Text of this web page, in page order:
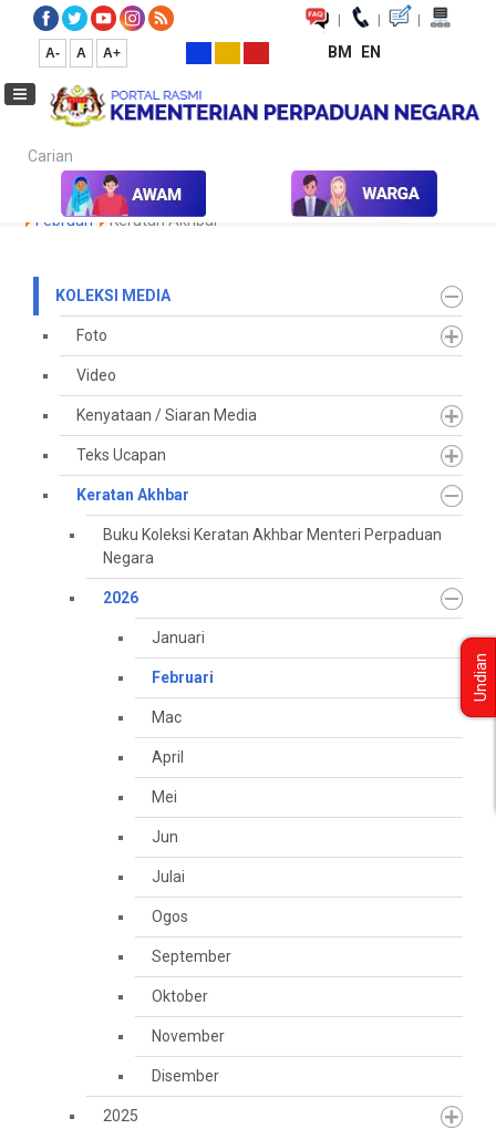
| | |
A- A A+ BM EN
Carian...
Laman Utama Media Koleksi Media Keratan Akhbar
Februari
Keratan Akhbar
KOLEKSI MEDIA
Foto
Video
Kenyataan / Siaran Media
Teks Ucapan
Keratan Akhbar
Buku Koleksi Keratan Akhbar Menteri Perpaduan
Negara
2026
Januari
Februari
Mac
April
Mei
Jun
Julai
Ogos
September
Oktober
November
Disember
2025
Undian